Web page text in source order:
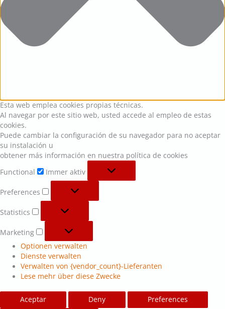
Esta web emplea cookies propias técnicas.
Al navegar por este sitio web, usted accede al empleo de estas
cookies.
Puede cambiar la configuración de su navegador para no aceptar
su instalación u
obtener más información en nuestra política de cookies
Functional
Immer aktiv
Preferences
Statistics
Marketing
Optionen verwalten
Dienste verwalten
Verwalten von {vendor_count}-Lieferanten
Lese mehr über diese Zwecke
Aceptar Deny
Preferences